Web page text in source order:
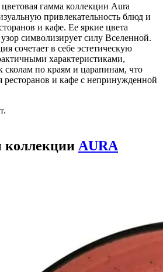
гамма коллекции Aura
привлекательность блюд и
и кафе. Ее яркие цвета
символизирует силу Вселенной.
сочетает в себе эстетическую
характеристиками,
сколам по краям и царапинам, что
ресторанов и кафе с непринужденной
коллекции AURA